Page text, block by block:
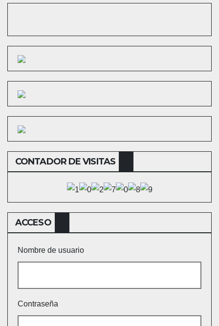
CONTADOR DE VISITAS
ACCESO
Nombre de usuario
Contraseña